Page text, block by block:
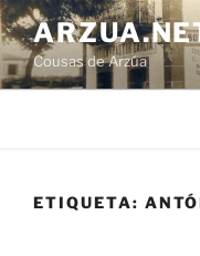
Ir
o
contidoCousas de Arzúa
ETIQUETA: